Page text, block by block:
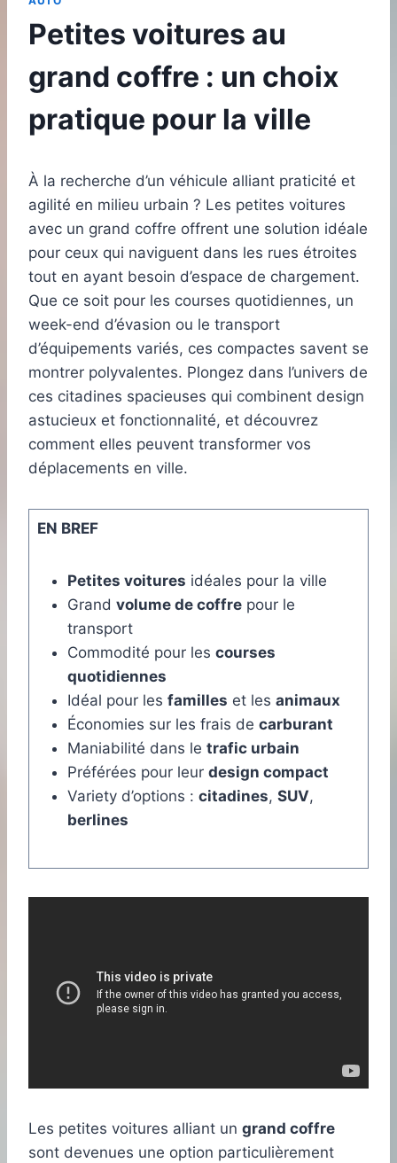
Petites voitures au
grand coffre : un choix
pratique pour la ville
À la recherche d’un véhicule alliant praticité et
agilité en milieu urbain ? Les petites voitures
avec un grand coffre offrent une solution idéale
pour ceux qui naviguent dans les rues étroites
tout en ayant besoin d’espace de chargement.
Que ce soit pour les courses quotidiennes, un
week-end d’évasion ou le transport
d’équipements variés, ces compactes savent se
montrer polyvalentes. Plongez dans l’univers de
ces citadines spacieuses qui combinent design
astucieux et fonctionnalité, et découvrez
comment elles peuvent transformer vos
déplacements en ville.
EN BREF
Petites voitures idéales pour la ville
Grand volume de coffrepour le
transport
Commodité pour les courses
quotidiennes
Idéal pour les familles et les animaux
Économies sur les frais de carburant
Maniabilité dans le trafic urbain
Préférées pour leur design compact
Variety d’options : citadines, SUV,
berlines
Les petites voitures alliant un grand coffre
sont devenues une option particulièrement